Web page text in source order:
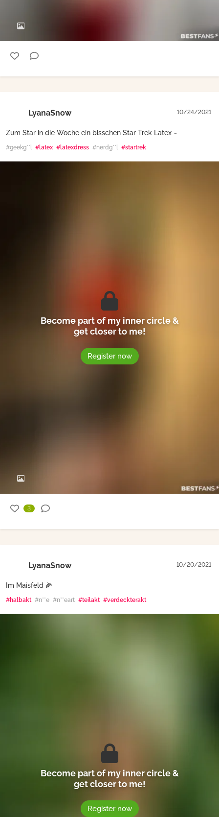
LyanaSnow 10/24/2021
Zum Star in die Woche ein bisschen Star Trek Latex ~
#geekg**l #latex #latexdress #nerdg**l #startrek
Become part of my inner circle &
get closer to me!
Register now
3
LyanaSnow 10/20/2021
Im Maisfeld 🌽
#halbakt #n**e #n**eart #teilakt #verdeckterakt
Become part of my inner circle &
get closer to me!
Register now